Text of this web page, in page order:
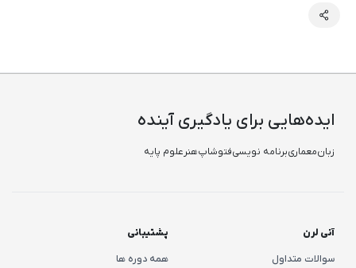
ایده‌هایی برای یادگیری آینده
زبانمعماریبرنامه نویسیفتوشاپهنر علوم پایه
آنی لرن
سوالات متداول
پشتیبانی
همه دوره ها